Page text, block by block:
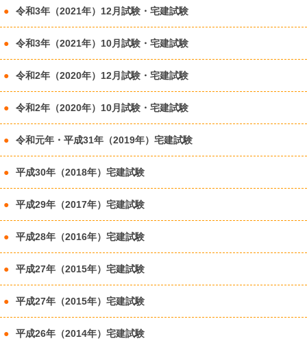
令和3年（2021年）12月試験・宅建試験
令和3年（2021年）10月試験・宅建試験
令和2年（2020年）12月試験・宅建試験
令和2年（2020年）10月試験・宅建試験
令和元年・平成31年（2019年）宅建試験
平成30年（2018年）宅建試験
平成29年（2017年）宅建試験
平成28年（2016年）宅建試験
平成27年（2015年）宅建試験
平成27年（2015年）宅建試験
平成26年（2014年）宅建試験